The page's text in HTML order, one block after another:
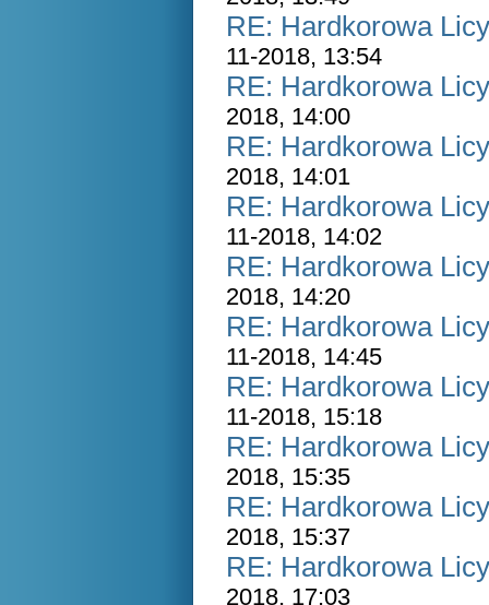
RE: Hardkorowa
11-2018, 13:54
RE: Hardkorowa
2018, 14:00
RE: Hardkorowa
2018, 14:01
RE: Hardkorowa
11-2018, 14:02
RE: Hardkorowa
2018, 14:20
RE: Hardkorowa
11-2018, 14:45
RE: Hardkorowa
11-2018, 15:18
RE: Hardkorowa
2018, 15:35
RE: Hardkorowa
2018, 15:37
RE: Hardkorowa
2018, 17:03